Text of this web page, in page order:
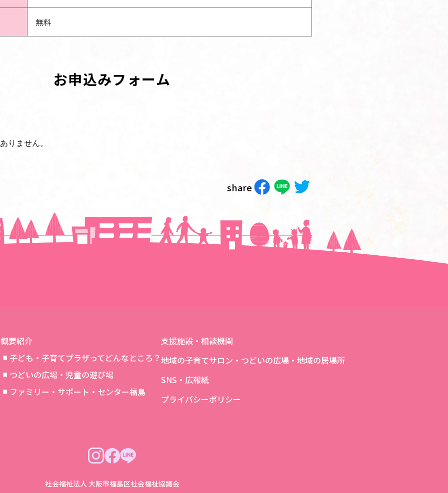
無料
お申込みフォーム
りません。
share
次の記事へ＞＞
概要紹介
子ども・子育てプラザってどんなところ？
つどいの広場・児童の遊び場
ファミリー・サポート・センター福島
支援施設・相談機関
地域の子育てサロン・つどいの広場・地域の居場所
SNS・広報紙
プライバシーポリシー
社会福祉法人 大阪市福島区社会福祉協議会